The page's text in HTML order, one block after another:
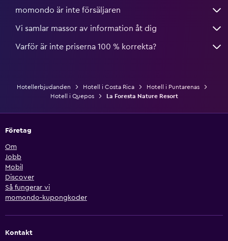
momondo är inte försäljaren
Vi samlar massor av information åt dig
Varför är inte priserna 100 % korrekta?
Hotellerbjudanden Hotell i Costa Rica
Hotell i Puntarenas
Hotell i Quepos
La Foresta Nature Resort
Företag
Om
Jobb
Mobil
Discover
Så fungerar vi
momondo-kupongkoder
Kontakt